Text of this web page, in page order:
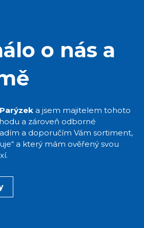
o nás a
a jsem majitelem tohoto
a zároveň odborné
a doporučím Vám sortiment,
a který mám ověřený svou